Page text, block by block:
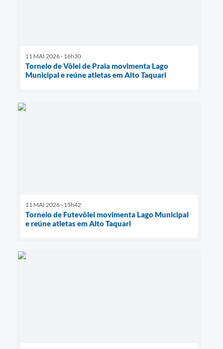
11 MAI 2026 - 16h30
Torneio de Vôlei de Praia movimenta Lago
Municipal e reúne atletas em Alto Taquari
11 MAI 2026 - 15h42
Torneio de Futevôlei movimenta Lago Municipal
e reúne atletas em Alto Taquari